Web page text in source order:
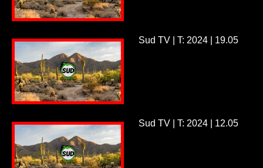
Sud TV | T: 2024 | 19.05
Sud TV | T: 2024 | 12.05